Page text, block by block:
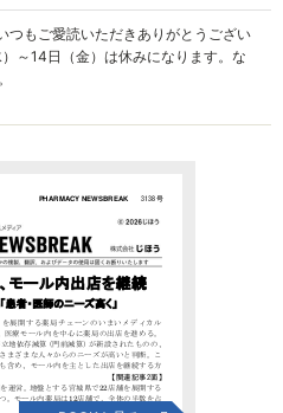
つもご愛読いただきありがとうござい
～14日（金）は休みになります。な